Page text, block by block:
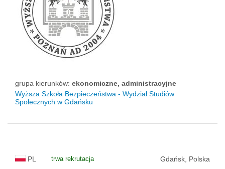
grupa kierunków: ekonomiczne, administracyjne
Wyższa Szkoła Bezpieczeństwa - Wydział Studiów
Społecznych w Gdańsku
PL trwa rekrutacja Gdańsk, Polska